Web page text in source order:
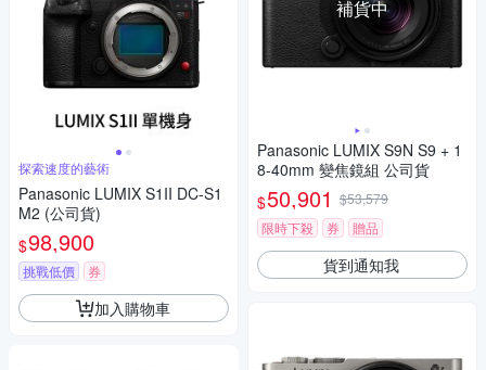
探索速度的藝術
Panasonic LUMIX S1II DC-S1
M2 (公司貨)
$98,900
挑戰低價 券
加入購物車
補貨中
Panasonic LUMIX S9N S9 + 1
8-40mm 變焦鏡組 公司貨
$50,901 $53,579
限時下殺
券 贈品
貨到通知我